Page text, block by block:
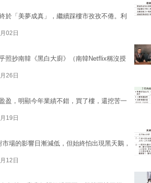
於「美夢成真」，繼續踩樓市孜孜不倦。利
02日
照抄南韓《黑白大廚》（南韓Netflix稱沒授
26日
盈，明顯今年業績不錯，買了樓，還挖苦一
19日
場的影響日漸減低，但始終怕出現黑天鵝，
12日